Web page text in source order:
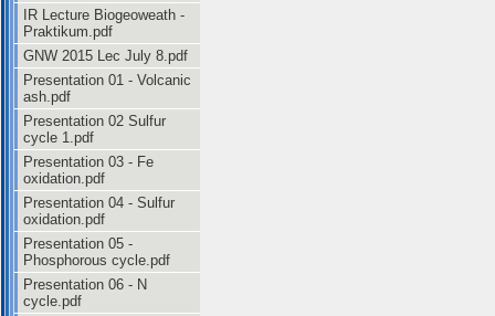
IR Lecture Biogeoweath -
Praktikum.pdf
GNW 2015 Lec July 8.pdf
Presentation 01 - Volcanic
ash.pdf
Presentation 02 Sulfur
cycle 1.pdf
Presentation 03 - Fe
oxidation.pdf
Presentation 04 - Sulfur
oxidation.pdf
Presentation 05 -
Phosphorous cycle.pdf
Presentation 06 - N
cycle.pdf